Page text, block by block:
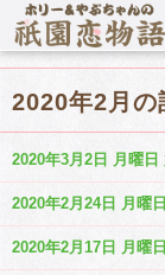
2020年2月の
2020年3月2日 月曜日
2020年2月24日 月曜
2020年2月17日 月曜